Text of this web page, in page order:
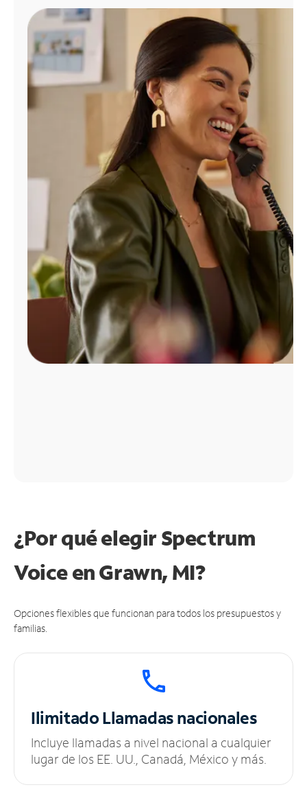
Administrar
cuenta
Encuentra
tienda
¿Por qué elegir Spectrum
Voice en Grawn, MI?
Opciones flexibles que funcionan para todos los presupuestos y
familias.
IlimitadoLlamadas nacionales
Incluye llamadas a nivel nacional a cualquier
lugar de los EE. UU., Canadá, México y más.